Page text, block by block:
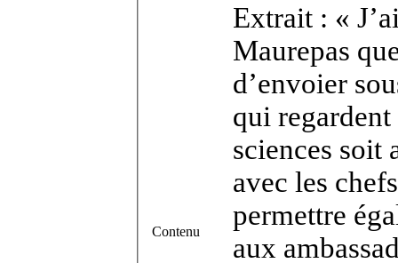
Contenu
Extrait : «
Maurepas
d’envoier
qui regardent
sciences soit
avec les
permettre
aux